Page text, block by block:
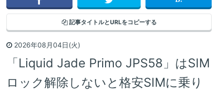
記事タイトルとURLをコピーする
2026年08月04日(火)
「Liquid Jade Primo JPS58」はSIM
ロック解除しないと格安SIMに乗り